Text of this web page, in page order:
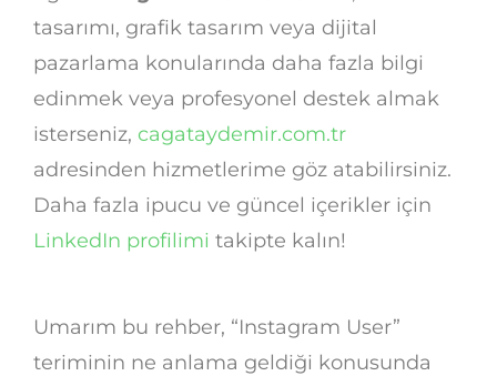
tasarımı, grafik tasarım veya dijital
pazarlama konularında daha fazla bilgi
edinmek veya profesyonel destek almak
isterseniz, cagataydemir.com.tr
adresinden hizmetlerime göz atabilirsiniz.
Daha fazla ipucu ve güncel içerikler için
LinkedIn profilimi takipte kalın!
Umarım bu rehber, “Instagram User”
teriminin ne anlama geldiği konusunda